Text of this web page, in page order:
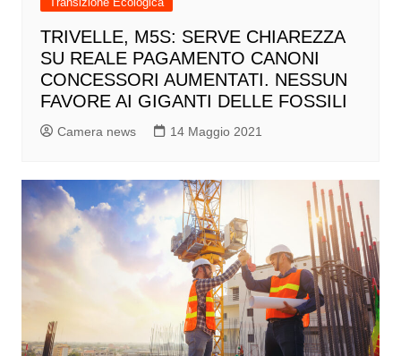
TRIVELLE, M5S: SERVE CHIAREZZA
SU REALE PAGAMENTO CANONI
CONCESSORI AUMENTATI. NESSUN
FAVORE AI GIGANTI DELLE FOSSILI
Camera news 14 Maggio 2021